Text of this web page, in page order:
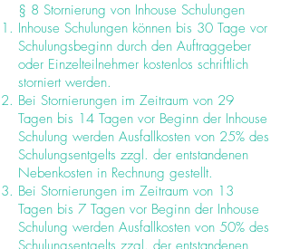
§ 8 Stornierung von Inhouse Schulungen
Inhouse Schulungen können bis 30 Tage vor
Schulungsbeginn durch den Auftraggeber
oder Einzelteilnehmer kostenlos schriftlich
storniert werden.
Bei Stornierungen im Zeitraum von 29
Tagen bis 14 Tagen vor Beginn der Inhouse
Schulung werden Ausfallkosten von 25% des
Schulungsentgelts zzgl. der entstandenen
Nebenkosten in Rechnung gestellt.
Bei Stornierungen im Zeitraum von 13
Tagen bis 7 Tagen vor Beginn der Inhouse
Schulung werden Ausfallkosten von 50% des
Schulungsentgelts zzgl. der entstandenen